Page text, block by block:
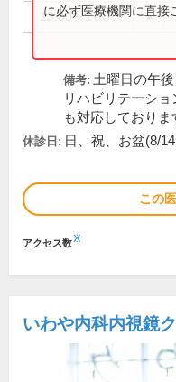
13:30～17:00 ●
に必ず医療機関に直接
備考: 土曜日の午後
リハビリテーシ
も対応しておりま
休診日: 日、祝、お盆(8/
この
アクセス数※
いわや内科内視鏡